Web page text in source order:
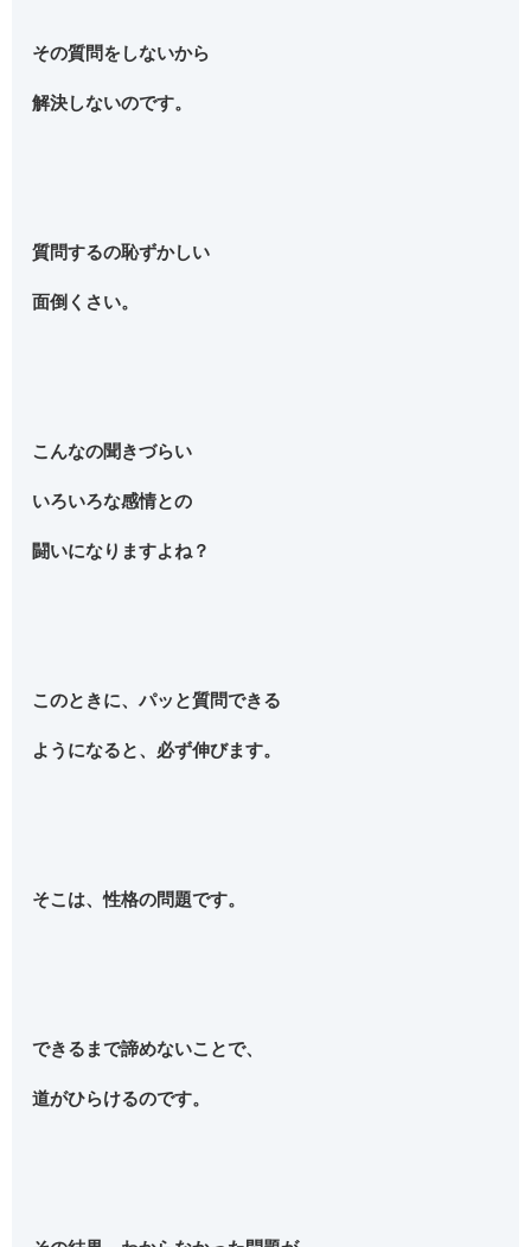
その質問をしないから
解決しないのです。
質問するの恥ずかしい
面倒くさい。
こんなの聞きづらい
いろいろな感情との
闘いになりますよね？
このときに、パッと質問できる
ようになると、必ず伸びます。
そこは、性格の問題です。
できるまで諦めないことで、
道がひらけるのです。